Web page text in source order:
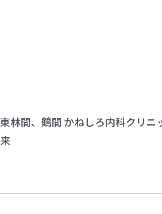
林間、鶴間 かねしろ内科クリニ